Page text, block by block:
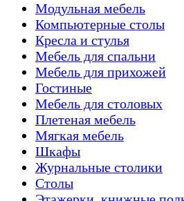
Модульная мебель
Компьютерные столы
Кресла и стулья
Мебель для спальни
Мебель для прихожей
Гостиные
Мебель для столовых
Плетеная мебель
Мягкая мебель
Шкафы
Журнальные столики
Столы